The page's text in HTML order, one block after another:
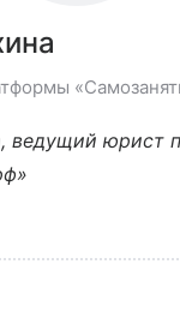
ведущий юрист